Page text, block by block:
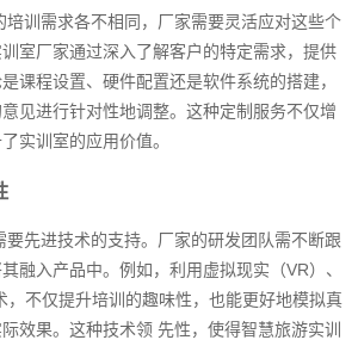
培训需求各不相同，厂家需要灵活应对这些个
室厂家通过深入了解客户的特定需求，提供
课程设置、硬件配置还是软件系统的搭建，
见进行针对性地调整。这种定制服务不仅增
实训室的应用价值。
要先进技术的支持。厂家的研发团队需不断跟
融入产品中。例如，利用虚拟现实（VR）、
，不仅提升培训的趣味性，也能更好地模拟真
效果。这种技术领 先性，使得智慧旅游实训